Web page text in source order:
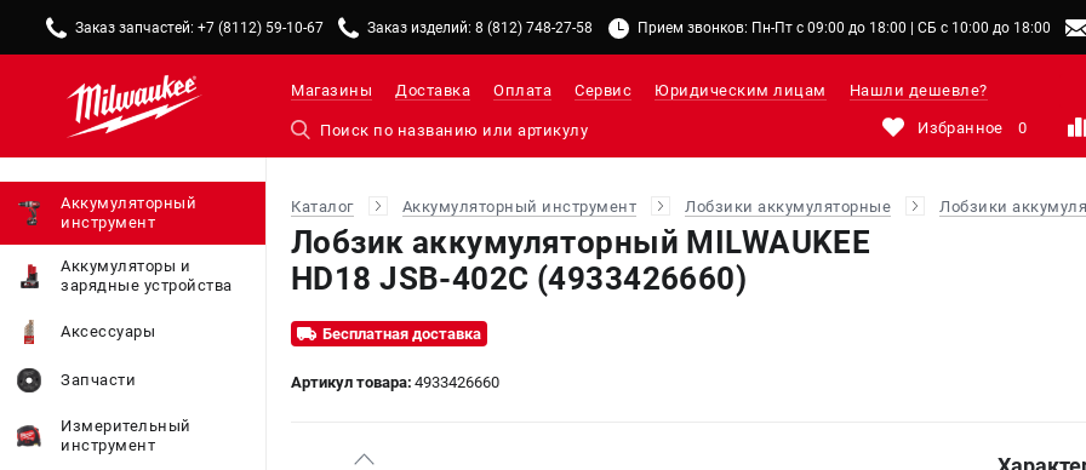
Заказ запчастей: +7 (8112) 59-10-67 Заказ изделий: 8 (812) 748-27-58 Прием звонков: Пн-Пт с 09:00 до 18:00 | СБ с 10:00 до 18:00
Магазины Доставка Оплата Сервис Юридическим лицам Нашли дешевле?
Избранное 0
Аккумуляторный
инструмент
Аккумуляторы и
зарядные устройства
Аксессуары
Запчасти
Измерительный
инструмент
Каталог Аккумуляторный инструмент Лобзики аккумуляторные Лобзики
Лобзик аккумуляторный MILWAUKEE
HD18 JSB-402C (4933426660)
Бесплатная доставка
Артикул товара: 4933426660